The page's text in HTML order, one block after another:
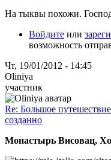
На тыквы похожи.
Войдите или
возможность
Чт, 19/01/2012 - 14:45
Oliniya
участник
Re: Большое
созданно
Монастырь Висовац,